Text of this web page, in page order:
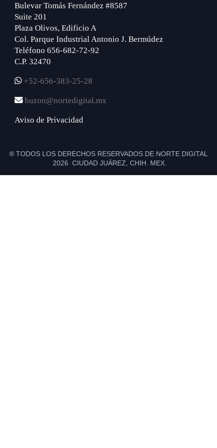
Bulevar Tomás Fernández #8587
Suite 201
Plaza Olivos, Edificio A
Col. Parque Industrial Antonio J. Bermúdez
Teléfono 656-682-72-92
C.P. 32470
+52-656-383-25-28
buzon@nortedigital.mx
Aviso de Privacidad
® TODOS LOS DERECHOS RESERVADOS DE NORTE DIGITAL
2026 CIUDAD JUÁREZ, CHIH. MEX.